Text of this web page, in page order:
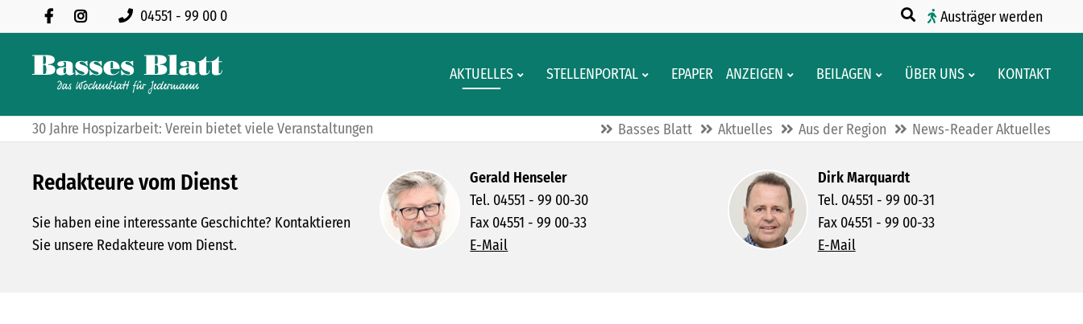
04551 - 99 00 0 Austräger werden
AKTUELLES STELLENPORTAL EPAPER ANZEIGEN BEILAGEN ÜBER UNS KONTAKT
30 Jahre Hospizarbeit: Verein bietet viele Veranstaltungen Basses Blatt Aktuelles Aus der Region News-Reader Aktuelles
Redakteure vom Dienst
Sie haben eine interessante Geschichte? Kontaktieren
Sie unsere Redakteure vom Dienst.
Gerald Henseler
Tel. 04551 - 99 00-30
Fax 04551 - 99 00-33
E-Mail
Dirk Marquardt
Tel. 04551 - 99 00-31
Fax 04551 - 99 00-33
E-Mail